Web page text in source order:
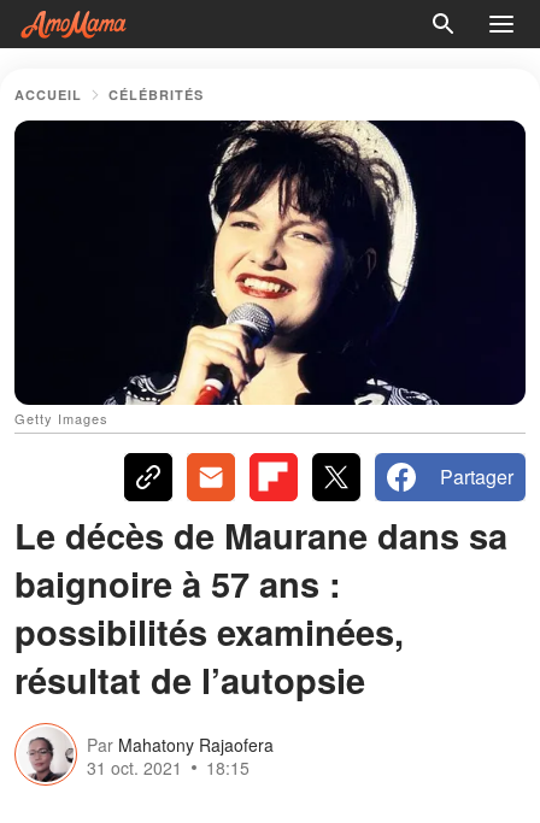
ACCUEIL CÉLÉBRITÉS
Getty Images
Partager
Le décès de Maurane dans sa
baignoire à 57 ans :
possibilités examinées,
résultat de l’autopsie
Par Mahatony Rajaofera
31 oct. 2021
18:15